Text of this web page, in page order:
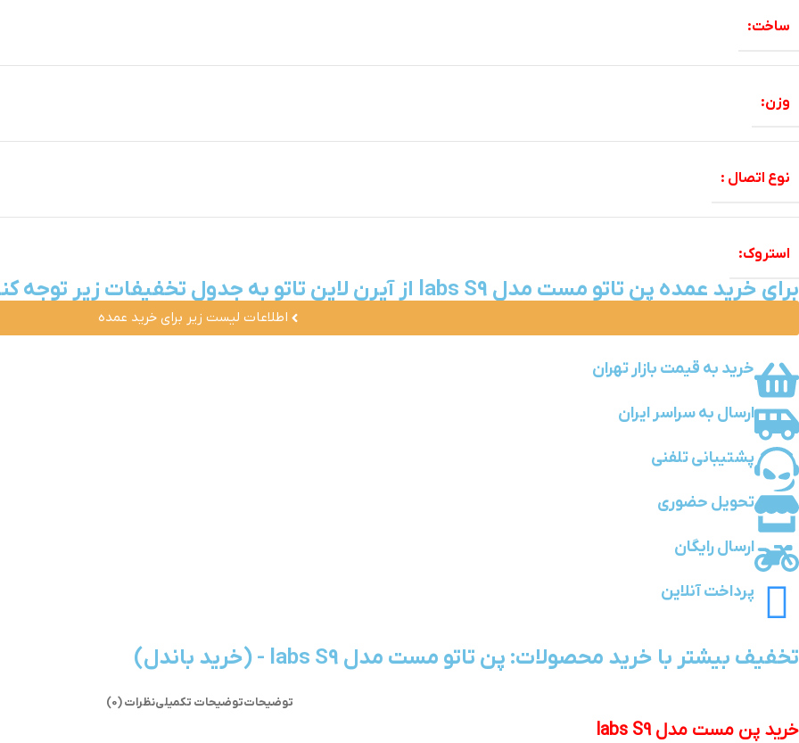
ساخت:
وزن:
نوع اتصال :
استروک:
برای خرید عمده پن تاتو مست مدل labs S9 از آیرن لاین تاتو به جدول تخفیفات زیر توجه کنید ↓↓↓
اطلاعات لیست زیر برای خرید عمده
خرید به قیمت بازار تهران
ارسال به سراسر ایران
پشتیبانی تلفنی
تحویل حضوری
ارسال رایگان
پرداخت آنلاین
تخفیف بیشتر با خرید محصولات: پن تاتو مست مدل labs S9 - (خرید باندل)
توضیحاتتوضیحات تکمیلینظرات (0)
خرید پن مست مدل labs S9